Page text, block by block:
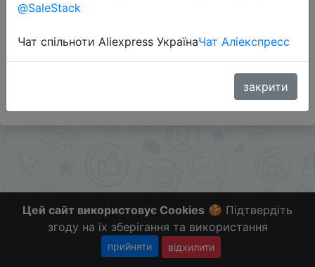
Слідкуйте за знижками на мобільному, в телеграм
Цей сайт використовує Cookies 🍪 Підтвердіть
згоду на їх зберігання та використання
прийняти відхилити
@SaleStack
Чат спільноти Aliexpress УкраїнаЧат Аліекспресс
закрити